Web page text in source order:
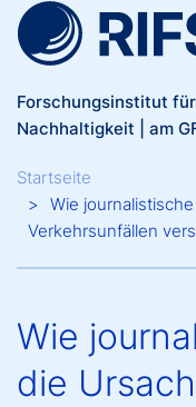
Direkt zum
Forschungsinstitut für
Nachhaltigkeit | am
Breadcrumb
Startseite
Wie
Verkehrsunfällen
Wie
die